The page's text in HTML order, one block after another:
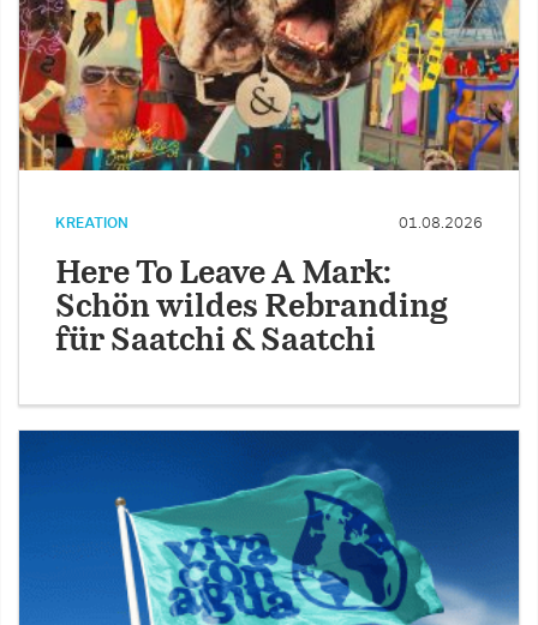
KREATION 01.08.2026
Here To Leave A Mark:
Schön wildes Rebranding
für Saatchi & Saatchi